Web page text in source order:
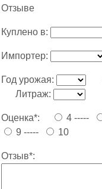
Отзыве
Куплено в:
Импортер:
Год урожая:
Литраж:
Оценка*: 4 -----
9 -----
10
Отзыв*: